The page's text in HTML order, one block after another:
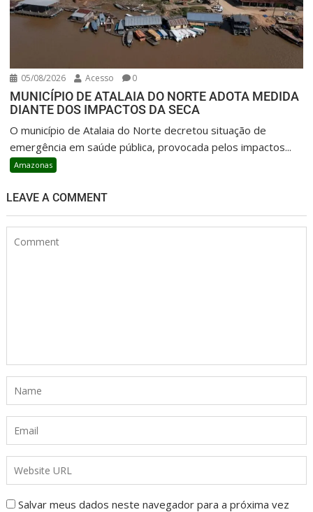
05/08/2026 Acesso 0
MUNICÍPIO DE ATALAIA DO NORTE ADOTA MEDIDA
DIANTE DOS IMPACTOS DA SECA
O município de Atalaia do Norte decretou situação de
emergência em saúde pública, provocada pelos impactos...
Amazonas
LEAVE A COMMENT
Salvar meus dados neste navegador para a próxima vez